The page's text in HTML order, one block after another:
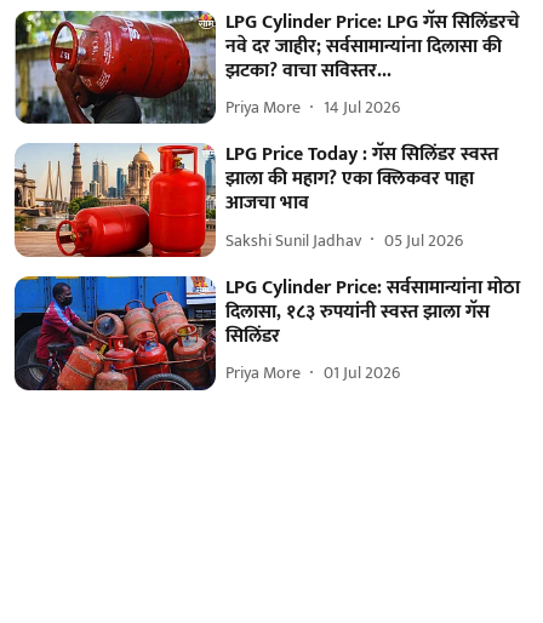
LPG Cylinder Price: LPG गॅस सिलिंडरचे
नवे दर जाहीर; सर्वसामान्यांना दिलासा की
झटका? वाचा सविस्तर...
Priya More 14 Jul 2026
LPG Price Today : गॅस सिलिंडर स्वस्त
झाला की महाग? एका क्लिकवर पाहा
आजचा भाव
Sakshi Sunil Jadhav 05 Jul 2026
LPG Cylinder Price: सर्वसामान्यांना मोठा
दिलासा, १८३ रुपयांनी स्वस्त झाला गॅस
सिलिंडर
Priya More 01 Jul 2026